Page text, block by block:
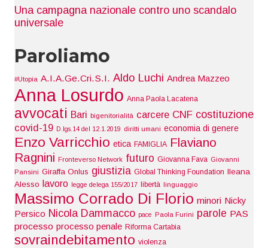
Una campagna nazionale contro uno scandalo
universale
Paroliamo
#Utopia A.I.A.Ge.Cri.S.I. Aldo Luchi Andrea Mazzeo
Anna Losurdo Anna Paola Lacatena
avvocati Bari bigenitorialità carcere CNF costituzione
covid-19 D.lgs.14 del 12.1.2019 diritti umani economia di genere
Enzo Varricchio etica FAMIGLIA Flaviano
Ragnini Fronteverso Network futuro Giovanna Fava Giovanni
Pansini Giraffa Onlus giustizia Global Thinking Foundation Ileana
Alesso lavoro legge delega 155/2017 libertà linguaggio
Massimo Corrado Di Florio minori Nicky
Persico Nicola Dammacco pace Paola Furini parole PAS
processo processo penale Riforma Cartabia
sovraindebitamento violenza